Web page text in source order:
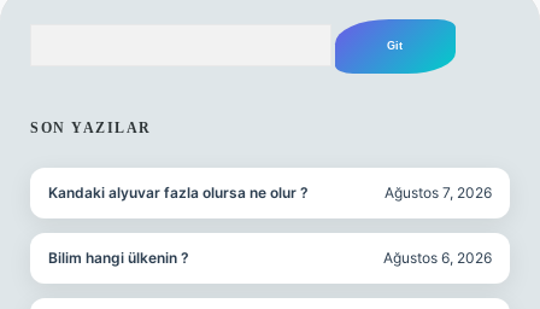
SON YAZILAR
Kandaki alyuvar fazla olursa ne olur ? Ağustos 7, 2026
Bilim hangi ülkenin ? Ağustos 6, 2026